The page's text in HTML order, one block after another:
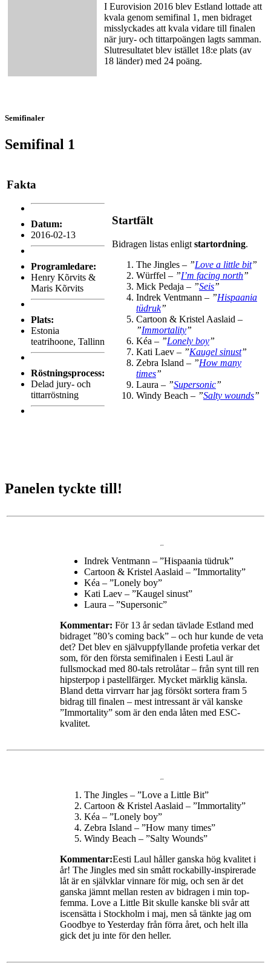
I Eurovision 2016 blev Estland lottade att
kvala genom semifinal 1, men bidraget
misslyckades att kvala vidare till finalen
när jury- och tittarpoängen lagts samman.
Slutresultatet blev istället 18:e plats (av
18 länder) med 24 poäng.
Semifinaler
Semifinal 1
Fakta
Datum:
2016-02-13
Programledare:
Henry Kõrvits &
Maris Kõrvits
Plats:
Estonia
teatrihoone, Tallinn
Röstningsprocess:
Delad jury- och
tittarröstning
Startfält
Bidragen listas enligt startordning.
The Jingles – ”Love a little bit”
Würffel – ”I’m facing north”
Mick Pedaja – ”Seis”
Indrek Ventmann – ”Hispaania
tüdruk”
Cartoon & Kristel Aaslaid –
”Immortality”
Kéa – ”Lonely boy”
Kati Laev – ”Kaugel sinust”
Zebra Island – ”How many
times”
Laura – ”Supersonic”
Windy Beach – ”Salty wounds”
Panelen tyckte till!
Indrek Ventmann – ”Hispaania tüdruk”
Cartoon & Kristel Aaslaid – ”Immortality”
Kéa – ”Lonely boy”
Kati Laev – ”Kaugel sinust”
Laura – ”Supersonic”
Kommentar: För 13 år sedan tävlade Estland med
bidraget ”80’s coming back” – och hur kunde de veta
det? Det blev en självuppfyllande profetia verkar det
som, för den första semifinalen i Eesti Laul är
fullsmockad med 80-tals retrolåtar – från synt till ren
hipsterpop i pastellfärger. Mycket märklig känsla.
Bland detta virrvarr har jag försökt sortera fram 5
bidrag till finalen – mest intressant är väl kanske
”Immortality” som är den enda låten med ESC-
kvalitet.
The Jingles – ”Love a Little Bit”
Cartoon & Kristel Aaslaid – ”Immortality”
Kéa – ”Lonely boy”
Zebra Island – ”How many times”
Windy Beach – ”Salty Wounds”
Kommentar:Eesti Laul håller ganska hög kvalitet i
år! The Jingles med sin smått rockabilly-inspirerade
låt är en självklar vinnare för mig, och sen är det
ganska jämnt mellan resten av bidragen i min top-
femma. Love a Little Bit skulle kanske bli svår att
iscensätta i Stockholm i maj, men så tänkte jag om
Goodbye to Yesterday från förra året, och helt illa
gick det ju inte för den heller.